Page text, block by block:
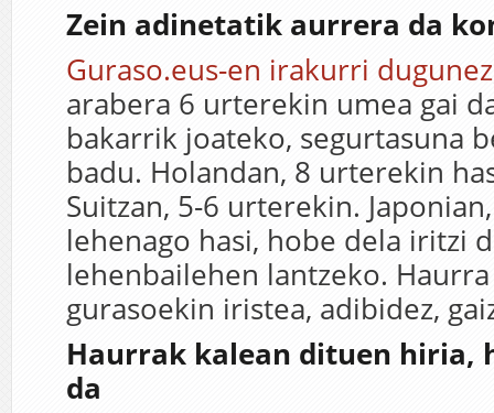
Zein adinetatik aurrera da
Guraso.eus-en irakurri dugunez
arabera 6 urterekin umea gai
bakarrik joateko, segurtasuna
badu. Holandan, 8 urterekin
Suitzan, 5-6 urterekin.
lehenago hasi, hobe dela iritzi
lehenbailehen lantzeko.
gurasoekin iristea, adibidez,
Haurrak kalean dituen hiria,
da